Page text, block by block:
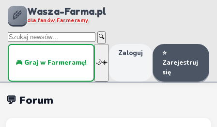
🌾 Wasza-Farma.pl
dla fanów Farmeramy
🔍
🎮 Graj w Farmeramę! 🌙☀️
Zaloguj
⭐
Zarejestruj
się
💬 Forum